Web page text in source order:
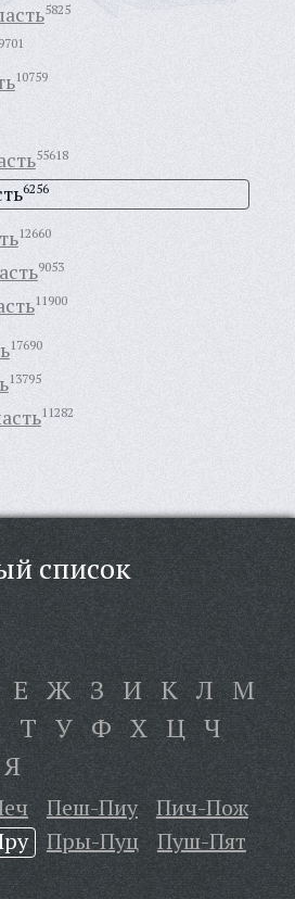
5825
9701
10759
55618
6256
12660
9053
11900
17690
13795
11282
список
Е Ж З И К Л М
Т У Ф Х Ц Ч
Я
Пеш-Пиу
Пич-Пож
Пры-Пуц Пуш-Пят